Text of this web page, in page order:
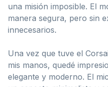
una misión imposible. El
manera segura, pero sin
innecesarios.
Una vez que tuve el
mis manos, quedé
elegante y moderno. El